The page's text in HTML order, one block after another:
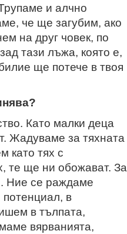
и алчно
че ще загубим, ако
на друг човек, по
тази лъжа, която е,
ще потече в твоя
Като малки деца
Жадуваме за тяхната
като тях с
те ще ни обожават. За
Ние се раждаме
в
в тълпата,
вярванията,